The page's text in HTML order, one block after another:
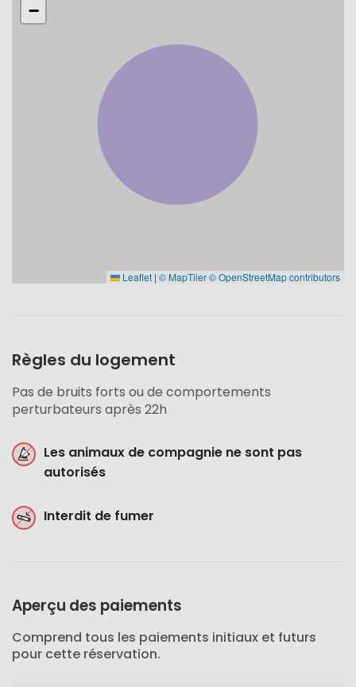
−
Leaflet | © MapTiler© OpenStreetMap contributors
Règles du logement
Pas de bruits forts ou de comportements
perturbateurs après 22h
Les animaux de compagnie ne sont pas
autorisés
Interdit de fumer
Aperçu des paiements
Comprend tous les paiements initiaux et futurs
pour cette réservation.